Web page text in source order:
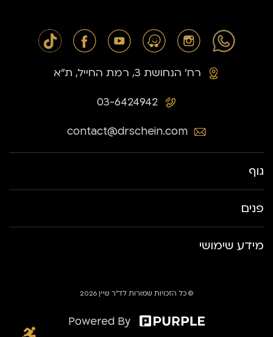
03-6424942
רח׳ הנחושת 3, רמת החייל, ת״א
contact@drschein.com
גוף
פנים
מידע שימושי
© כל הזכויות שמורות לד״ר שיין 2026
Powered By